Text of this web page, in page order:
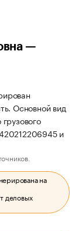
—
Основной вид
и
на
деловых